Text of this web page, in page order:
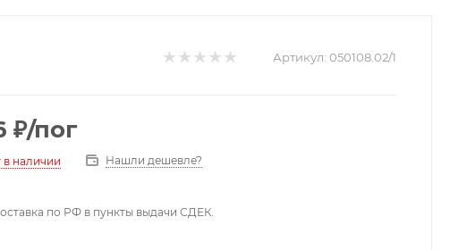
Артикул: 050108.02/1
₽/пог
в наличии Нашли дешевле?
по РФ в пункты выдачи СДЕК.